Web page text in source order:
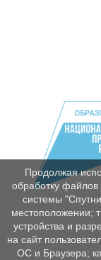
Продолжая
обработку файлов
системы
местоположении;
устройства и
на сайт
ОС и Браузера;